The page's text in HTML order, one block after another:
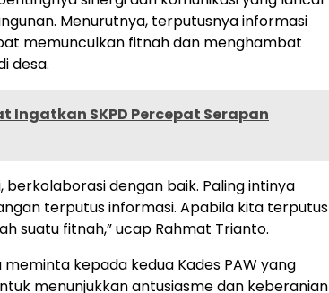
Menurutnya, terputusnya informasi
memunculkan fitnah dan menghambat
desa.
Ingatkan SKPD Percepat Serapan
berkolaborasi dengan baik. Paling intinya
terputus informasi. Apabila kita terputus
suatu fitnah,” ucap Rahmat Trianto.
meminta kepada kedua Kades PAW yang
menunjukkan antusiasme dan keberanian